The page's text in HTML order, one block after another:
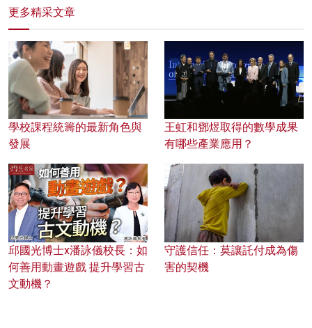
更多精采文章
學校課程統籌的最新角色與
發展
王虹和鄧煜取得的數學成果
有哪些產業應用？
邱國光博士x潘詠儀校長：如
何善用動畫遊戲 提升學習古
文動機？
守護信任：莫讓託付成為傷
害的契機